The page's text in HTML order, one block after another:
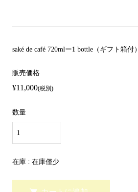
saké de café 720mlー1 bottle（ギフト箱付）
販売価格
¥11,000(税別)
数量
在庫 : 在庫僅少